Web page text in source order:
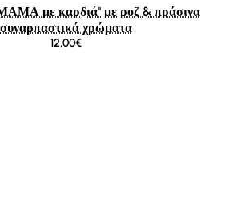
με καρδιά'' με ροζ & πράσινα
συναρπαστικά χρώματα
12,00€